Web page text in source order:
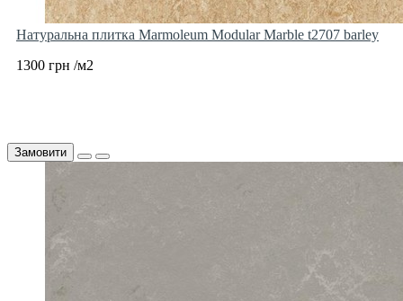
Натуральна плитка Marmoleum Modular Marble t2707 barley
1300 грн /м2
Замовити